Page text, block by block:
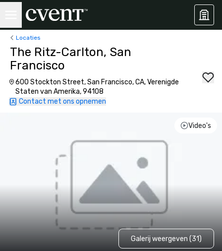
Locaties
The Ritz-Carlton, San
Francisco
600 Stockton Street, San Francisco, CA, Verenigde
Staten van Amerika, 94108
Contact met ons opnemen
Video's
Galerij weergeven (31)